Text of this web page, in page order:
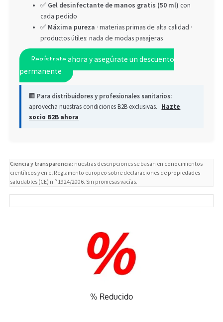
✅ Gel desinfectante de manos gratis (50 ml) con
cada pedido
✅ Máxima pureza · materias primas de alta calidad ·
productos útiles: nada de modas pasajeras
Regístrate ahora y asegúrate un descuento
permanente
🏢 Para distribuidores y profesionales sanitarios:
aprovecha nuestras condiciones B2B exclusivas. Hazte
socio B2B ahora
Ciencia y transparencia: nuestras descripciones se basan en conocimientos
científicos y en el Reglamento europeo sobre declaraciones de propiedades
saludables (CE) n.º 1924/2006. Sin promesas vacías.
% Reducido